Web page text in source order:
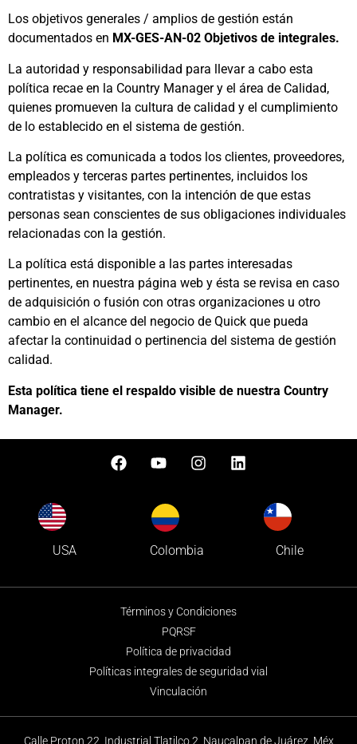
Los objetivos generales / amplios de gestión están
documentados en MX-GES-AN-02 Objetivos de integrales.
La autoridad y responsabilidad para llevar a cabo esta
política recae en la Country Manager y el área de Calidad,
quienes promueven la cultura de calidad y el cumplimiento
de lo establecido en el sistema de gestión.
La política es comunicada a todos los clientes, proveedores,
empleados y terceras partes pertinentes, incluidos los
contratistas y visitantes, con la intención de que estas
personas sean conscientes de sus obligaciones individuales
relacionadas con la gestión.
La política está disponible a las partes interesadas
pertinentes, en nuestra página web y ésta se revisa en caso
de adquisición o fusión con otras organizaciones u otro
cambio en el alcance del negocio de Quick que pueda
afectar la continuidad o pertinencia del sistema de gestión
calidad.
Esta política tiene el respaldo visible de nuestra Country
Manager.
USA Colombia Chile
Términos y Condiciones
PQRSF
Política de privacidad
Políticas integrales de seguridad vial
Vinculación
Calle Proton 22, Industrial Tlatilco 2, Naucalpan de Juárez, Méx